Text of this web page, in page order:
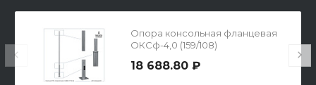
Опора консольная фланцевая
ОКСф-4,0 (159/108)
18 688.80 ₽